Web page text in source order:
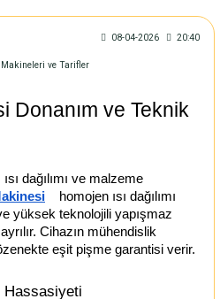
08-04-2026 20:40
Donanım ve Teknik
dağılımı ve malzeme
homojen ısı dağılımı
yüksek teknolojili yapışmaz
Cihazın mühendislik
eşit pişme garantisi verir.
Hassasiyeti